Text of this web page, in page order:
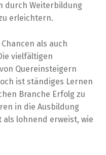
durch Weiterbildung
erleichtern.
als auch
vielfältigen
Quereinsteigern
ist ständiges Lernen
Branche Erfolg zu
in die Ausbildung
lohnend erweist, wie